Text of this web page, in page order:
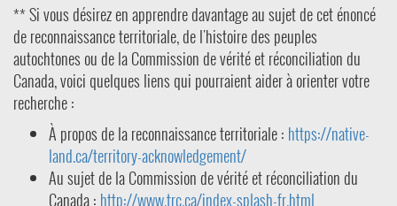
** Si vous désirez en apprendre davantage au sujet de cet énoncé
de reconnaissance territoriale, de l'histoire des peuples
autochtones ou de la Commission de vérité et réconciliation du
Canada, voici quelques liens qui pourraient aider à orienter votre
recherche :
À propos de la reconnaissance territoriale : https://native-
land.ca/territory-acknowledgement/
Au sujet de la Commission de vérité et réconciliation du
Canada : http://www.trc.ca/index-splash-fr.html